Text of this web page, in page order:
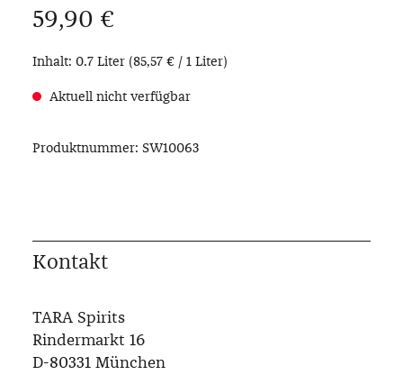
Regulärer Preis:
59,90 €
Inhalt: 0.7 Liter (85,57 € / 1 Liter)
Aktuell nicht verfügbar
Produktnummer: SW10063
Kontakt
TARA Spirits
Rindermarkt 16
D-80331 München